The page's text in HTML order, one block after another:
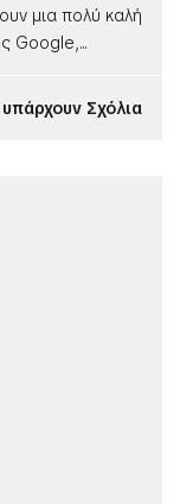
μια πολύ καλή
Google,...
Σχόλια